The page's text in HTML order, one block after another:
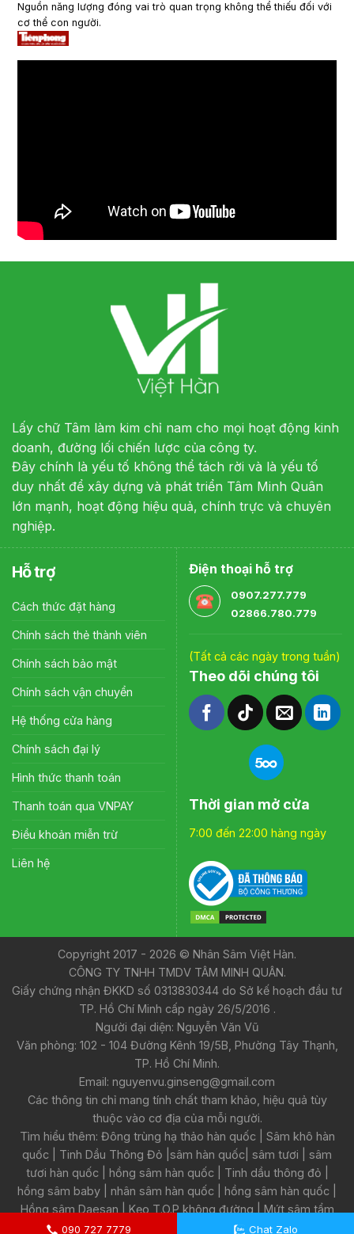
Nguồn năng lượng đóng vai trò quan trọng không thể thiếu đối với
cơ thể con người.
Lấy chữ Tâm làm kim chỉ nam cho mọi hoạt động kinh
doanh, đường lối chiến lược của công ty.
Đây chính là yếu tố không thể tách rời và là yếu tố
duy nhất để xây dựng và phát triển Tâm Minh Quân
lớn mạnh, hoạt động hiệu quả, chính trực và chuyên
nghiệp.
Hỗ trợ
Cách thức đặt hàng
Chính sách thẻ thành viên
Chính sách bảo mật
Chính sách vận chuyển
Hệ thống cửa hàng
Chính sách đại lý
Hình thức thanh toán
Thanh toán qua VNPAY
Điều khoản miễn trừ
Liên hệ
Điện thoại hỗ trợ
0907.277.779
02866.780.779
(Tất cả các ngày trong tuần)
Theo dõi chúng tôi
Thời gian mở cửa
7:00 đến 22:00 hàng ngày
Copyright 2017 - 2026 © Nhân Sâm Việt Hàn.
CÔNG TY TNHH TMDV TÂM MINH QUÂN.
Giấy chứng nhận ĐKKD số 0313830344 do Sở kế hoạch đầu tư
TP. Hồ Chí Minh cấp ngày 26/5/2016 .
Người đại diện: Nguyễn Văn Vũ
Văn phòng: 102 - 104 Đường Kênh 19/5B, Phường Tây Thạnh,
TP. Hồ Chí Minh.
Email: nguyenvu.ginseng@gmail.com
Các thông tin chỉ mang tính chất tham khảo, hiệu quả tùy
thuộc vào cơ địa của mỗi người.
Tìm hiểu thêm: Đông trùng hạ thảo hàn quốc
Sâm khô hàn
quốc
Tinh Dầu Thông Đỏ sâm hàn quốc sâm tươi
sâm
tươi hàn quốc
hồng sâm hàn quốc Tinh dầu thông đỏ
hồng sâm baby
nhân sâm hàn quốc hồng sâm hàn quốc
Hồng sâm Daesan
Kẹo T.O.P không đường
Mứt sâm tẩm
090 727 7779 Chat Zalo